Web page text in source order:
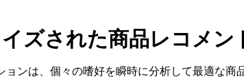
ズされた商品レコメン
ョンは、個々の嗜好を瞬時に分析して最適な商